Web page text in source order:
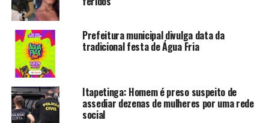
Prefeitura municipal divulga data da
tradicional festa de Água Fria
Itapetinga: Homem é preso suspeito de
assediar dezenas de mulheres por uma rede
social